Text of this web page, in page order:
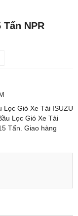
Tấn NPR
Lọc Gió Xe Tải ISUZU
Lọc Gió Xe Tải
Tấn. Giao hàng